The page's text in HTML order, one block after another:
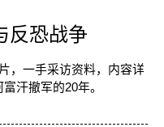
反恐战争
，一手采访资料，内容详
汗撤军的20年。